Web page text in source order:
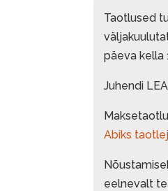
Taotlused
päeva kella
Juhendi
Abiks
eelnevalt